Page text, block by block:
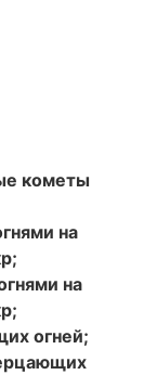
кометы
на
на
огней;